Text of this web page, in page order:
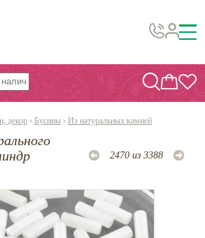
декор
и материалы
декор › Бусины › Из натуральных камней
2470 из 3388